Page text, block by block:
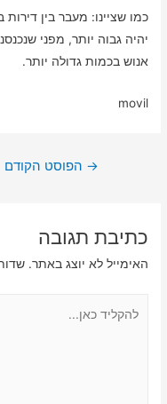
כמו שציינו: מעבר בין
יהיה גבוה יותר, מפני
אנוש בכמות גדולה יותר.
movil
ניווט
→ הפוסט הקודם
כתיבת תגובה
האימייל לא יוצג באתר.